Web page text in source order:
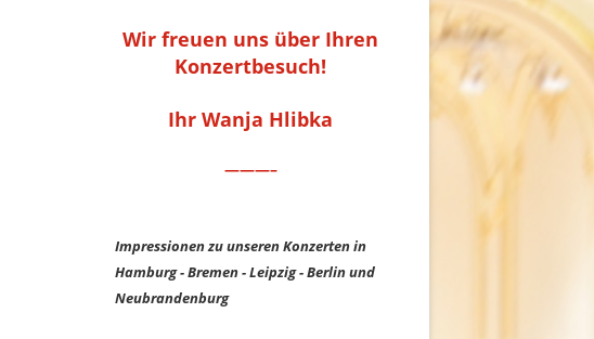
Wir freuen uns über Ihren
Konzertbesuch!
Ihr Wanja Hlibka
———–
Impressionen zu unseren Konzerten in
Hamburg - Bremen - Leipzig - Berlin und
Neubrandenburg